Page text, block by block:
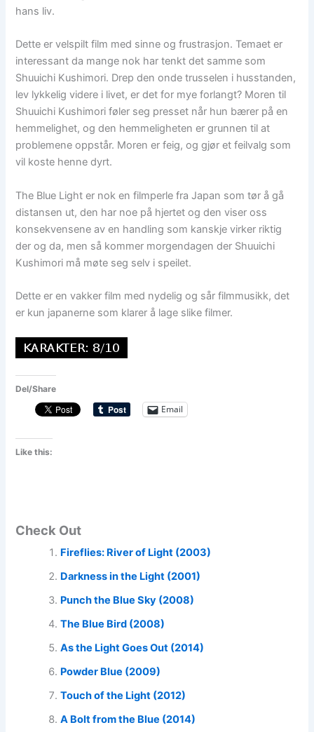
hans liv.
Dette er velspilt film med sinne og frustrasjon. Temaet er
interessant da mange nok har tenkt det samme som
Shuuichi Kushimori. Drep den onde trusselen i husstanden,
lev lykkelig videre i livet, er det for mye forlangt? Moren til
Shuuichi Kushimori føler seg presset når hun bærer på en
hemmelighet, og den hemmeligheten er grunnen til at
problemene oppstår. Moren er feig, og gjør et feilvalg som
vil koste henne dyrt.
The Blue Light er nok en filmperle fra Japan som tør å gå
distansen ut, den har noe på hjertet og den viser oss
konsekvensene av en handling som kanskje virker riktig
der og da, men så kommer morgendagen der Shuuichi
Kushimori må møte seg selv i speilet.
Dette er en vakker film med nydelig og sår filmmusikk, det
er kun japanerne som klarer å lage slike filmer.
Del/Share
Email
Like this:
Check Out
Fireflies: River of Light (2003)
Darkness in the Light (2001)
Punch the Blue Sky (2008)
The Blue Bird (2008)
As the Light Goes Out (2014)
Powder Blue (2009)
Touch of the Light (2012)
A Bolt from the Blue (2014)